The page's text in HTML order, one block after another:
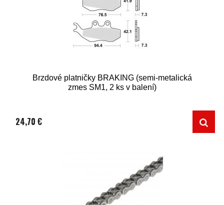
Brzdové platničky BRAKING (semi-metalická
zmes SM1, 2 ks v balení)
24,70 €